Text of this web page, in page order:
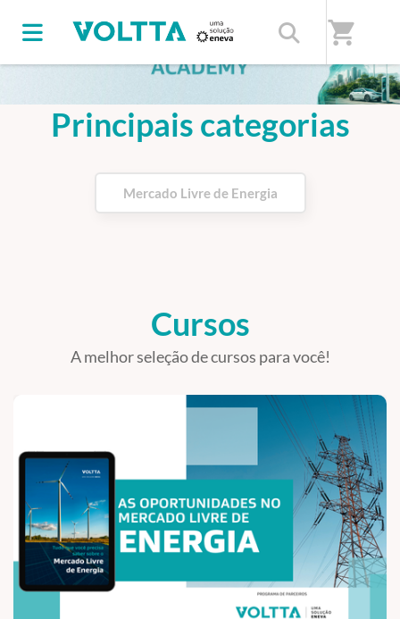
shopping_cart
Principais categorias
Mercado Livre de Energia
Cursos
A melhor seleção de cursos para você!